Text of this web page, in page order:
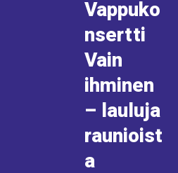
Vappuko
nsertti
Vain
ihminen
– lauluja
raunioist
a